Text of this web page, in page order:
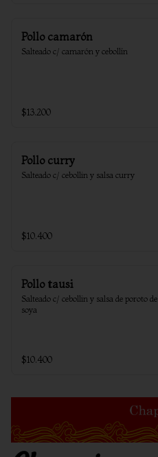
Pollo camarón
Salteado c/ camarón y cebollín
$13.200
Pollo curry
Salteado c/ cebollin y salsa curry
$10.400
Pollo tausi
Salteado c/ cebollin y salsa de poroto de
soya
$10.400